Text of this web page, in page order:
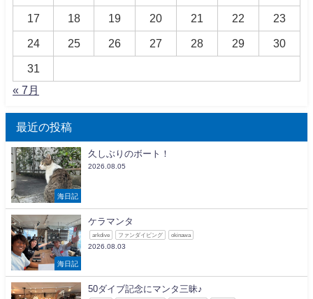
17 18 19 20 21 22 23
24 25 26 27 28 29 30
31
« 7月
最近の投稿
海日記
久しぶりのボート！
2026.08.05
海日記
ケラマンタ
arkdive ファンダイビング okinawa
2026.08.03
50ダイブ記念にマンタ三昧♪